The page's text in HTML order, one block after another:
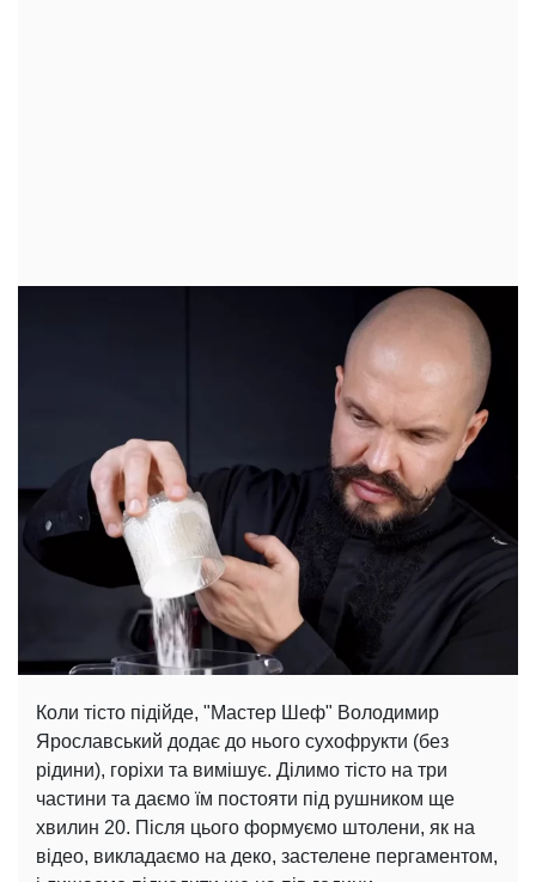
Коли тісто підійде, "Мастер Шеф" Володимир
Ярославський додає до нього сухофрукти (без
рідини), горіхи та вимішує. Ділимо тісто на три
частини та даємо їм постояти під рушником ще
хвилин 20. Після цього формуємо штолени, як на
відео, викладаємо на деко, застелене пергаментом,